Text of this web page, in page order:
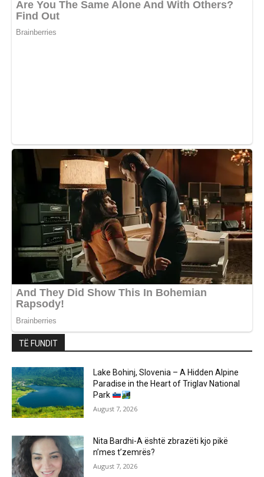
TË FUNDIT
Lake Bohinj, Slovenia – A Hidden Alpine
Paradise in the Heart of Triglav National
Park
August 7, 2026
Nita Bardhi-A është zbrazëti kjo pikë
n’mes t’zemrës?
August 7, 2026